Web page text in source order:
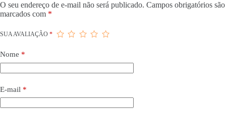
O seu endereço de e-mail não será publicado. Campos obrigatórios são
marcados com *
SUA AVALIAÇÃO *
Nome *
E-mail *